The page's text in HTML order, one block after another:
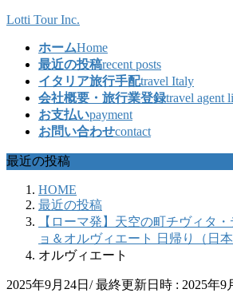
コ
ッ
プ
ナ
移
動
Lotti Tour Inc.
ホームHome
最近の投稿recent posts
イタリア旅行手配travel Italy
会社概要・旅行業登録travel agent
お支払いpayment
お問い合わせcontact
最近の投稿
HOME
最近の投稿
【ローマ発】天空の町チヴィタ
ョ＆オルヴィエート 日帰り（日本
オルヴィエート
2025年9月24日 / 最終更新日時 : 2025年9